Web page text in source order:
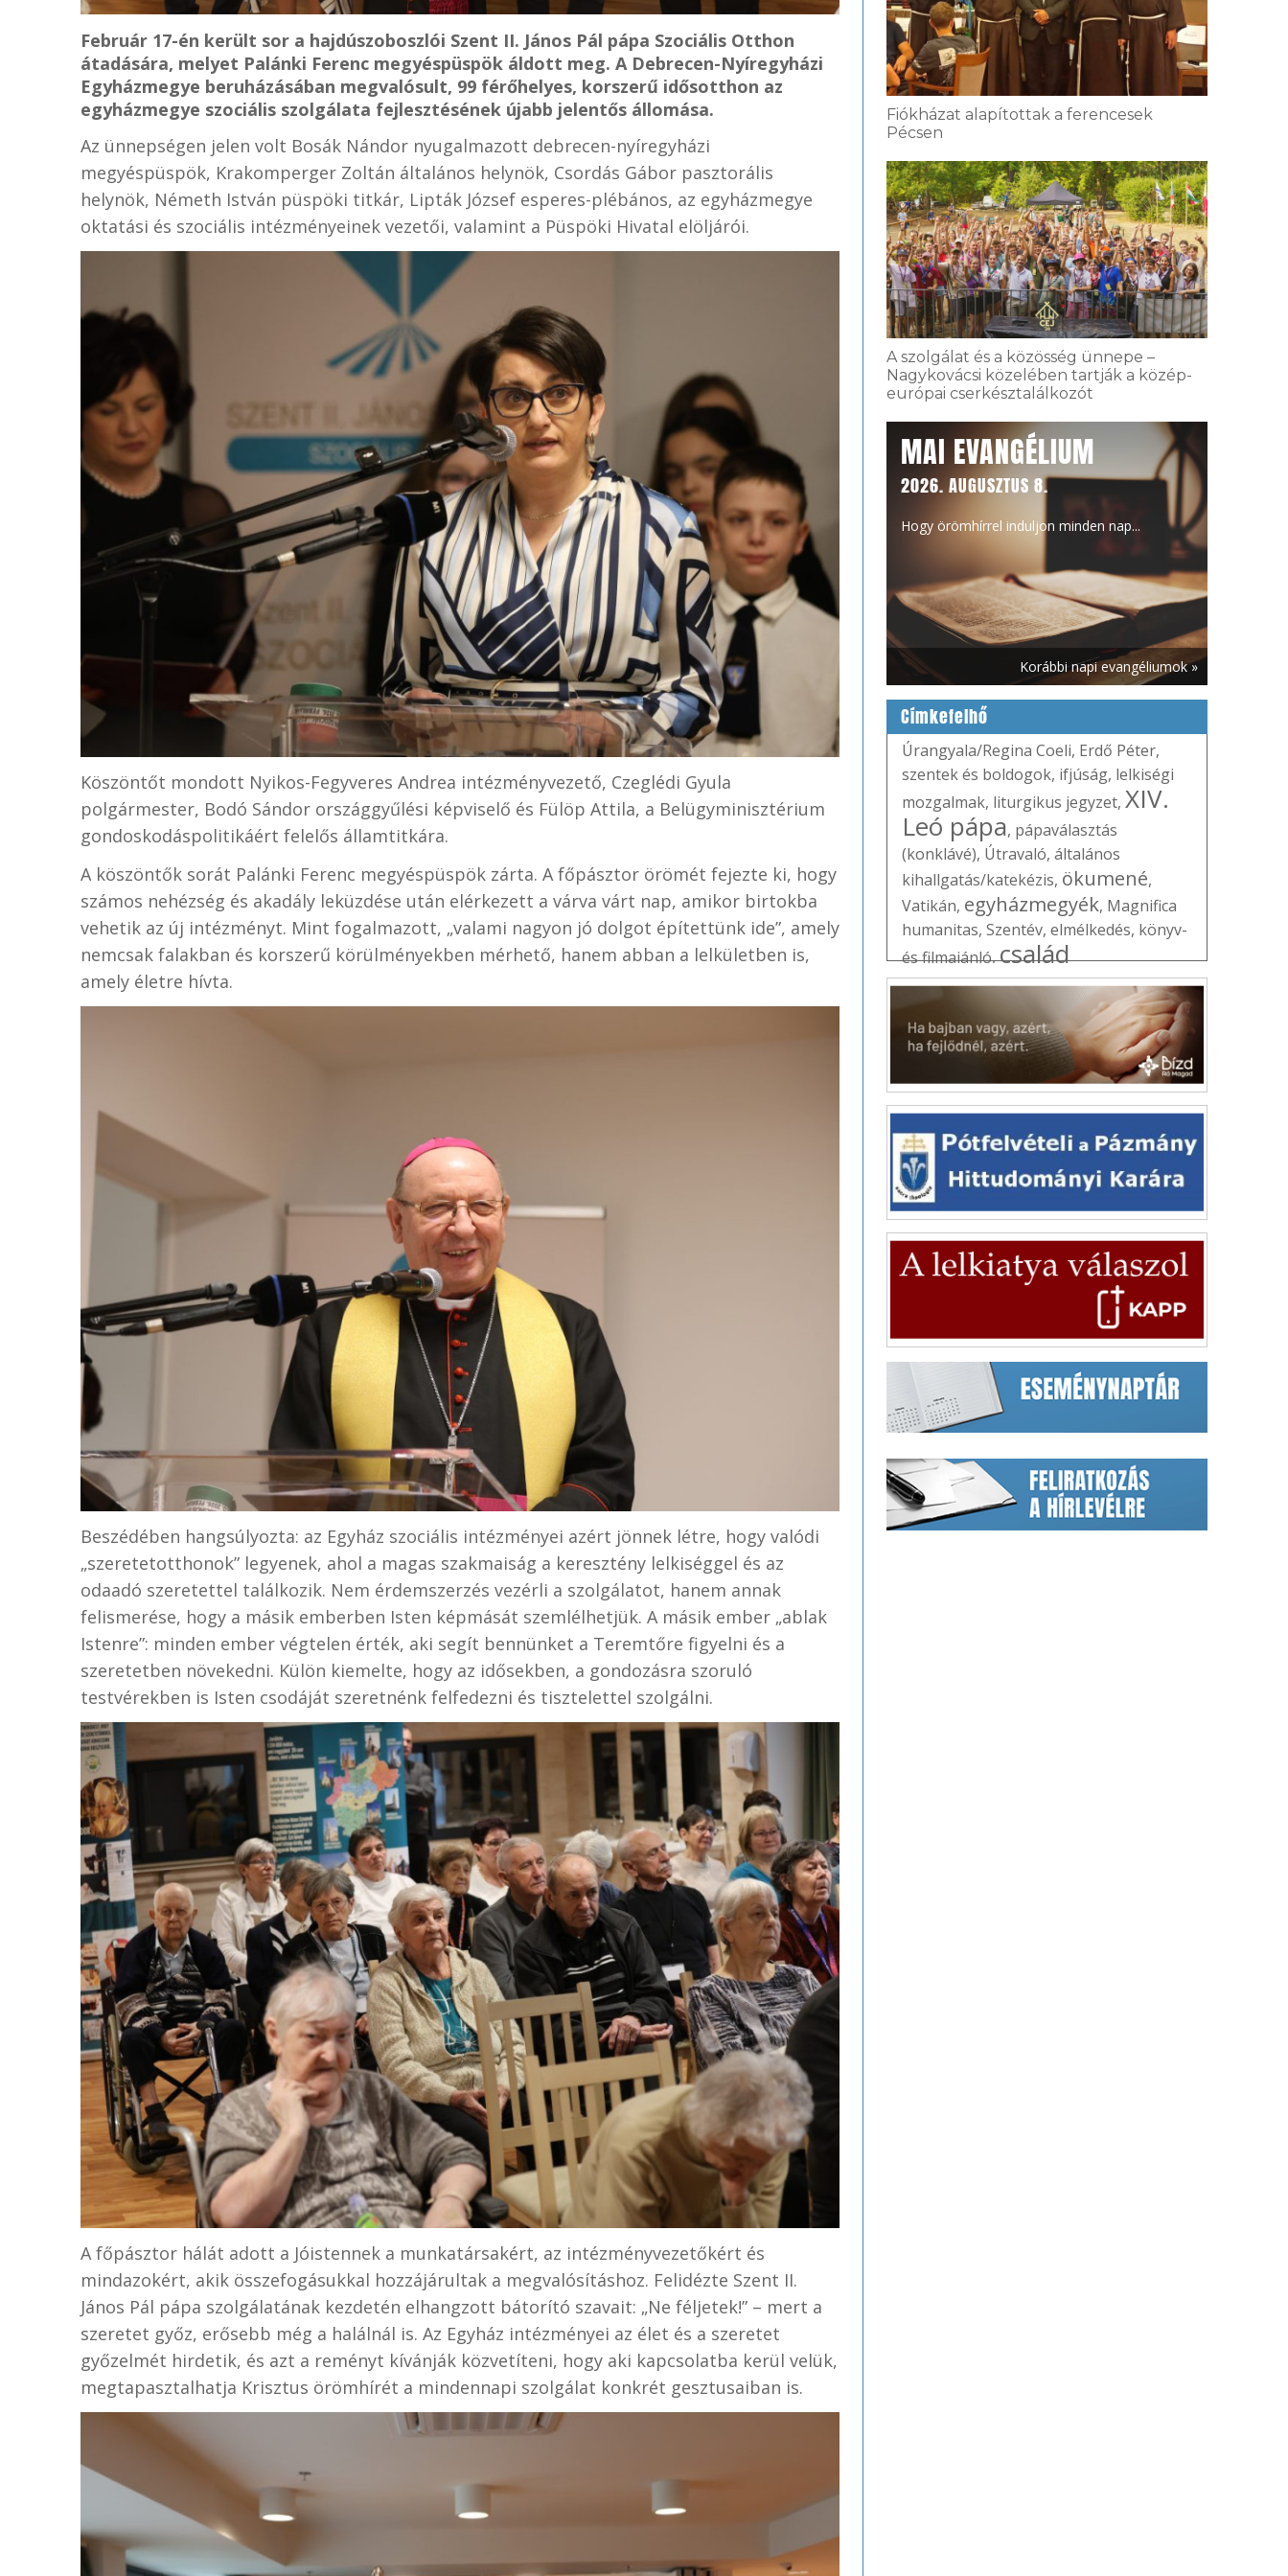
Február 17-én került sor a hajdúszoboszlói Szent II. János Pál pápa Szociális Otthon
átadására, melyet Palánki Ferenc megyéspüspök áldott meg. A Debrecen-Nyíregyházi
Egyházmegye beruházásában megvalósult, 99 férőhelyes, korszerű idősotthon az
egyházmegye szociális szolgálata fejlesztésének újabb jelentős állomása.
Az ünnepségen jelen volt Bosák Nándor nyugalmazott debrecen-nyíregyházi
megyéspüspök, Krakomperger Zoltán általános helynök, Csordás Gábor pasztorális
helynök, Németh István püspöki titkár, Lipták József esperes-plébános, az egyházmegye
oktatási és szociális intézményeinek vezetői, valamint a Püspöki Hivatal elöljárói.
Köszöntőt mondott Nyikos-Fegyveres Andrea intézményvezető, Czeglédi Gyula
polgármester, Bodó Sándor országgyűlési képviselő és Fülöp Attila, a Belügyminisztérium
gondoskodáspolitikáért felelős államtitkára.
A köszöntők sorát Palánki Ferenc megyéspüspök zárta. A főpásztor örömét fejezte ki, hogy
számos nehézség és akadály leküzdése után elérkezett a várva várt nap, amikor birtokba
vehetik az új intézményt. Mint fogalmazott, „valami nagyon jó dolgot építettünk ide”, amely
nemcsak falakban és korszerű körülményekben mérhető, hanem abban a lelkületben is,
amely életre hívta.
Beszédében hangsúlyozta: az Egyház szociális intézményei azért jönnek létre, hogy valódi
„szeretetotthonok” legyenek, ahol a magas szakmaiság a keresztény lelkiséggel és az
odaadó szeretettel találkozik. Nem érdemszerzés vezérli a szolgálatot, hanem annak
felismerése, hogy a másik emberben Isten képmását szemlélhetjük. A másik ember „ablak
Istenre”: minden ember végtelen érték, aki segít bennünket a Teremtőre figyelni és a
szeretetben növekedni. Külön kiemelte, hogy az idősekben, a gondozásra szoruló
testvérekben is Isten csodáját szeretnénk felfedezni és tisztelettel szolgálni.
A főpásztor hálát adott a Jóistennek a munkatársakért, az intézményvezetőkért és
mindazokért, akik összefogásukkal hozzájárultak a megvalósításhoz. Felidézte Szent II.
János Pál pápa szolgálatának kezdetén elhangzott bátorító szavait: „Ne féljetek!” – mert a
szeretet győz, erősebb még a halálnál is. Az Egyház intézményei az élet és a szeretet
győzelmét hirdetik, és azt a reményt kívánják közvetíteni, hogy aki kapcsolatba kerül velük,
megtapasztalhatja Krisztus örömhírét a mindennapi szolgálat konkrét gesztusaiban is.
Fiókházat alapítottak a ferencesek
Pécsen
A szolgálat és a közösség ünnepe –
Nagykovácsi közelében tartják a közép-
európai cserkésztalálkozót
MAI EVANGÉLIUM
2026. AUGUSZTUS 8.
Hogy örömhírrel induljon minden nap...
Korábbi napi evangéliumok »
Címkefelhő
Úrangyala/Regina Coeli, Erdő Péter,
szentek és boldogok, ifjúság, lelkiségi
mozgalmak, liturgikus jegyzet, XIV.
Leó pápa, pápaválasztás
(konklávé), Útravaló, általános
kihallgatás/katekézis, ökumené,
Vatikán, egyházmegyék, Magnifica
humanitas, Szentév, elmélkedés, könyv-
és filmajánló,család